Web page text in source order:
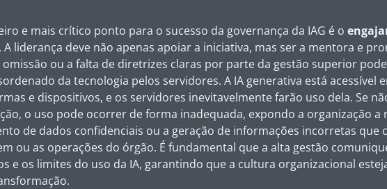
e mais crítico ponto para o sucesso da governança da IAG é o
. A liderança deve não apenas apoiar a iniciativa, mas ser a mentora e
omissão ou a falta de diretrizes claras por parte da gestão superior
da tecnologia pelos servidores. A IA generativa está acessível
e dispositivos, e os servidores inevitavelmente farão uso dela. Se
o uso pode ocorrer de forma inadequada, expondo a organização a
de dados confidenciais ou a geração de informações incorretas que
ou as operações do órgão. É fundamental que a alta gestão
e os limites do uso da IA, garantindo que a cultura organizacional